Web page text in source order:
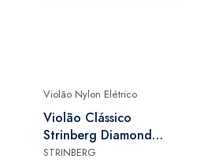
Violão Nylon Elétrico
Violão Clássico
Strinberg Diamond
Dc6sc rt n
STRINBERG